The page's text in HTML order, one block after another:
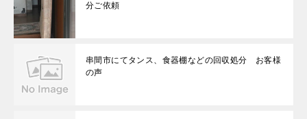
分ご依頼
串間市にてタンス、食器棚などの回収処分 お客様
の声